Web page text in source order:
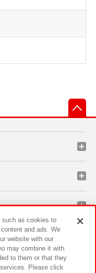
such as cookies to
and ads. We
website with our
may combine it with
to them or that they
Please click